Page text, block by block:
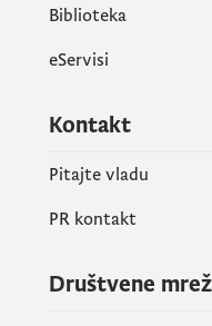
• Promocija svih
• Izrada i
• Organizacija
tematskih
Biblioteka
eServisi
Kontakt
Pitajte vladu
PR kontakt
Društvene